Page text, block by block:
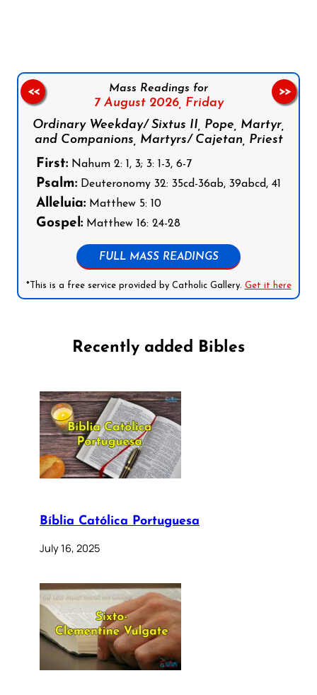
Mass Readings for
7 August 2026, Friday
Ordinary Weekday/ Sixtus II, Pope, Martyr,
and Companions, Martyrs/ Cajetan, Priest
First: Nahum 2: 1, 3; 3: 1-3, 6-7
Psalm: Deuteronomy 32: 35cd-36ab, 39abcd, 41
Alleluia: Matthew 5: 10
Gospel: Matthew 16: 24-28
FULL MASS READINGS
*This is a free service provided by Catholic Gallery. Get it here
<< >>
Recently added Bibles
Bíblia Católica Portuguesa
July 16, 2025